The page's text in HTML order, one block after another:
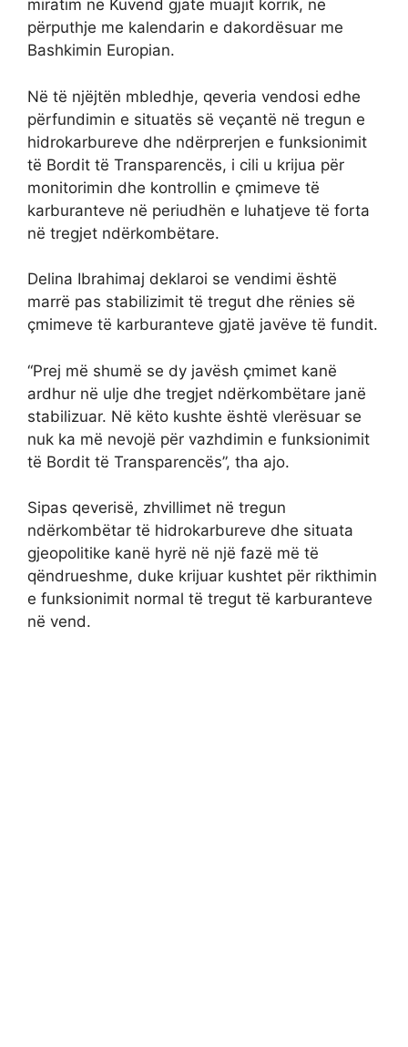
miratim në Kuvend gjatë muajit korrik, në
përputhje me kalendarin e dakordësuar me
Bashkimin Europian.
Në të njëjtën mbledhje, qeveria vendosi edhe
përfundimin e situatës së veçantë në tregun e
hidrokarbureve dhe ndërprerjen e funksionimit
të Bordit të Transparencës, i cili u krijua për
monitorimin dhe kontrollin e çmimeve të
karburanteve në periudhën e luhatjeve të forta
në tregjet ndërkombëtare.
Delina Ibrahimaj deklaroi se vendimi është
marrë pas stabilizimit të tregut dhe rënies së
çmimeve të karburanteve gjatë javëve të fundit.
“Prej më shumë se dy javësh çmimet kanë
ardhur në ulje dhe tregjet ndërkombëtare janë
stabilizuar. Në këto kushte është vlerësuar se
nuk ka më nevojë për vazhdimin e funksionimit
të Bordit të Transparencës”, tha ajo.
Sipas qeverisë, zhvillimet në tregun
ndërkombëtar të hidrokarbureve dhe situata
gjeopolitike kanë hyrë në një fazë më të
qëndrueshme, duke krijuar kushtet për rikthimin
e funksionimit normal të tregut të karburanteve
në vend.